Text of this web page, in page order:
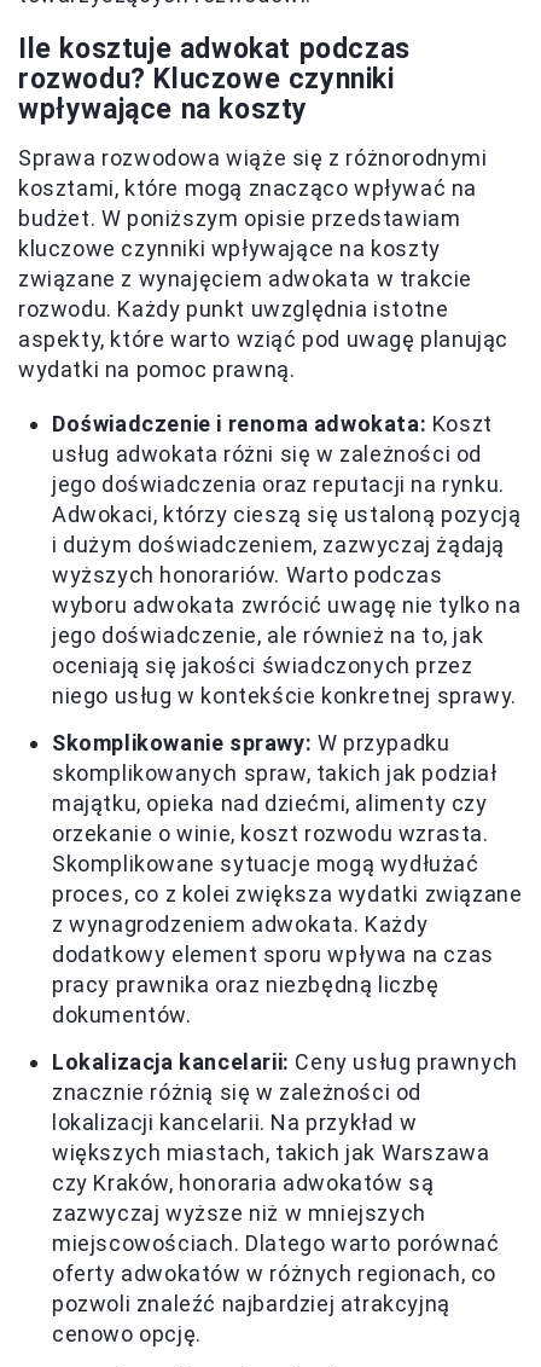
Ile kosztuje adwokat podczas
rozwodu? Kluczowe czynniki
wpływające na koszty
Sprawa rozwodowa wiąże się z różnorodnymi
kosztami, które mogą znacząco wpływać na
budżet. W poniższym opisie przedstawiam
kluczowe czynniki wpływające na koszty
związane z wynajęciem adwokata w trakcie
rozwodu. Każdy punkt uwzględnia istotne
aspekty, które warto wziąć pod uwagę planując
wydatki na pomoc prawną.
Doświadczenie i renoma adwokata: Koszt
usług adwokata różni się w zależności od
jego doświadczenia oraz reputacji na rynku.
Adwokaci, którzy cieszą się ustaloną pozycją
i dużym doświadczeniem, zazwyczaj żądają
wyższych honorariów. Warto podczas
wyboru adwokata zwrócić uwagę nie tylko na
jego doświadczenie, ale również na to, jak
oceniają się jakości świadczonych przez
niego usług w kontekście konkretnej sprawy.
Skomplikowanie sprawy: W przypadku
skomplikowanych spraw, takich jak podział
majątku, opieka nad dziećmi, alimenty czy
orzekanie o winie, koszt rozwodu wzrasta.
Skomplikowane sytuacje mogą wydłużać
proces, co z kolei zwiększa wydatki związane
z wynagrodzeniem adwokata. Każdy
dodatkowy element sporu wpływa na czas
pracy prawnika oraz niezbędną liczbę
dokumentów.
Lokalizacja kancelarii: Ceny usług prawnych
znacznie różnią się w zależności od
lokalizacji kancelarii. Na przykład w
większych miastach, takich jak Warszawa
czy Kraków, honoraria adwokatów są
zazwyczaj wyższe niż w mniejszych
miejscowościach. Dlatego warto porównać
oferty adwokatów w różnych regionach, co
pozwoli znaleźć najbardziej atrakcyjną
cenowo opcję.